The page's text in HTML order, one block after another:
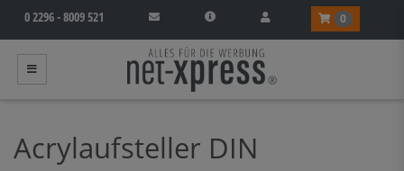
0 2296 - 8009 521 0
Acrylaufsteller DIN